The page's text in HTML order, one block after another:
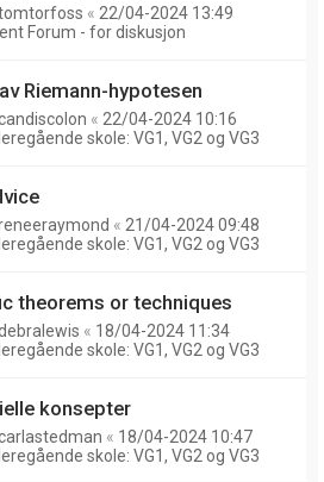
« 22/04-2024 13:49
Forum - for diskusjon
Riemann-hypotesen
« 22/04-2024 10:16
skole: VG1, VG2 og VG3
« 21/04-2024 09:48
skole: VG1, VG2 og VG3
theorems or techniques
« 18/04-2024 11:34
skole: VG1, VG2 og VG3
konsepter
« 18/04-2024 10:47
skole: VG1, VG2 og VG3